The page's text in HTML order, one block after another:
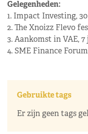
Gelegenheden:
1. Impact Investing, 30
2. The Xnoizz Flevo
3. Aankomst in VAE, 7
4. SME Finance
Gebruikte tags
Er zijn geen tags